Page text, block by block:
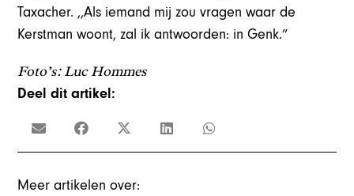
Taxacher. ,,Als iemand mij zou vragen waar de
Kerstman woont, zal ik antwoorden: in Genk.”
Foto’s: Luc Hommes
Deel dit artikel:
Meer artikelen over: